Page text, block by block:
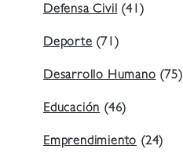
Defensa Civil(41)
Deporte(71)
Desarrollo Humano(75)
Educación(46)
Emprendimiento(24)